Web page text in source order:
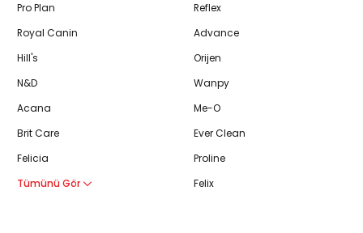
Pro Plan
Royal Canin
Hill's
N&D
Acana
Brit Care
Felicia
Tümünü Gör
Reflex
Advance
Orijen
Wanpy
Me-O
Ever Clean
Proline
Felix